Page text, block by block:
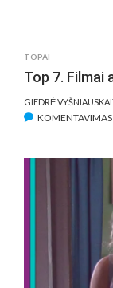
TOPAI
Top 7. Filmai
GIEDRĖ
KOMENTAVIMAS